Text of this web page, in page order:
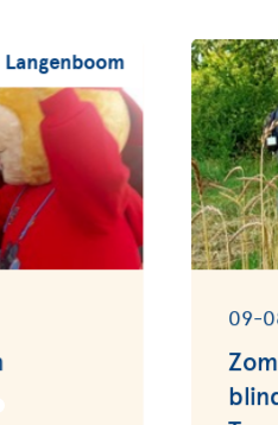
Langenboom
09-